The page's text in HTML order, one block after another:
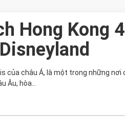
Hong Kong
của châu Á, là một trong những
Âu, hòa…